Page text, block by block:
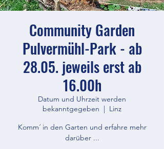
Community Garden
Pulvermühl-Park - ab
28.05. jeweils erst ab
16.00h
Datum und Uhrzeit werden
bekanntgegeben
  |
Linz
Komm´ in den Garten und erfahre mehr
darüber ...